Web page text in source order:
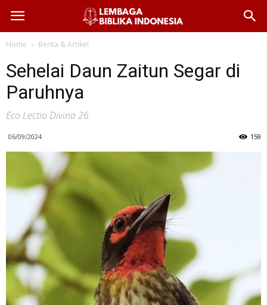
Home Berita & Artikel
Sehelai Daun Zaitun Segar di
Paruhnya
Eco Lectio Divina 26
06/09/2024 159